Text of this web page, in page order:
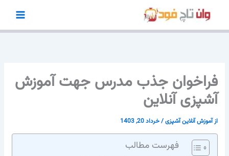
محتوا
فراخوان جذب مدرس جهت آموزش
آشپزی آنلاین
ازآموزش آنلاین آشپزی/خرداد 20, 1403
فهرست مطالب